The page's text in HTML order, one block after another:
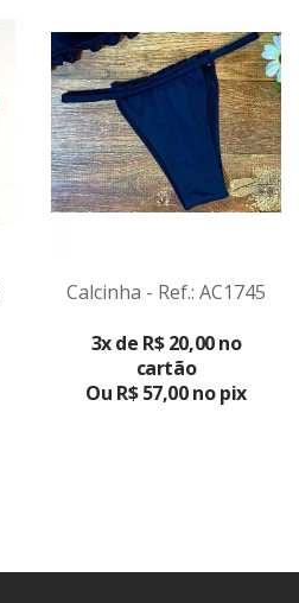
Calcinha - Ref.: AC1745
3x de R$ 20,00 no
cartão
Ou R$ 57,00 no pix
PRODUTO